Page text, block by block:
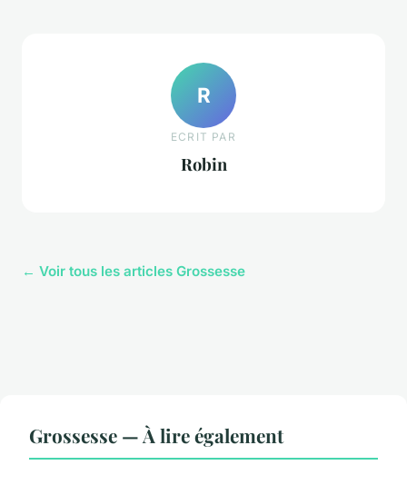
R
ECRIT PAR
Robin
← Voir tous les articles Grossesse
Grossesse — À lire également